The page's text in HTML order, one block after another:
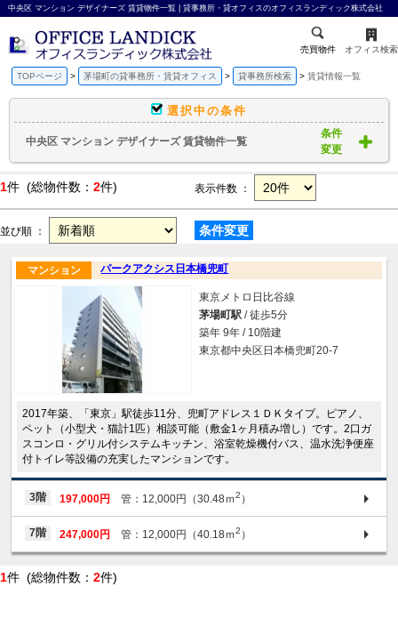
中央区 マンション デザイナーズ 賃貸物件一覧 | 貸事務所・貸オフィスのオフィスランディック株式会社
売買物件 オフィス検索
TOPページ 茅場町の貸事務所・賃貸オフィス 貸事務所検索 賃貸情報一覧
選択中の条件
中央区 マンション デザイナーズ 賃貸物件一覧
条件
変更
1件 (総物件数： 2件) 表示件数 ：
並び順 ： 条件変更
パークアクシス日本橋兜町
マンション
東京メトロ日比谷線
茅場町駅 / 徒歩5分
築年 9年 / 10階建
東京都中央区日本橋兜町20-7
2017年築、「東京」駅徒歩11分、兜町アドレス１ＤＫタイプ。ピアノ、
ペット（小型犬・猫計1匹）相談可能（敷金1ヶ月積み増し）です。2口ガ
スコンロ・グリル付システムキッチン、浴室乾燥機付バス、温水洗浄便座
付トイレ等設備の充実したマンションです。
3階 197,000円 管：12,000円（30.48ｍ2 ）
7階 247,000円 管：12,000円（40.18ｍ2 ）
1件 (総物件数： 2件)